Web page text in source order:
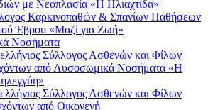
με Νεοπλασία «Η Ηλιαχτίδα»
Καρκινοπαθών & Σπανίων Παθήσεων
Έβρου «Μαζί για Ζωή»
Νοσήματα
Σύλλογος Ασθενών και Φίλων
από Λυσοσωμικά Νοσήματα «Η
Σύλλογος Ασθενών και Φίλων
από Οικογενή